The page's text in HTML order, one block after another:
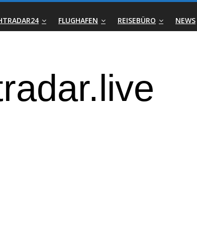
FLUGHAFEN REISEBÜRO NEWS